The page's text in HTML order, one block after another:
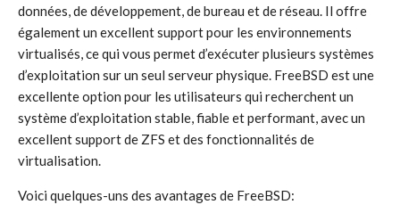
données, de développement, de bureau et de réseau. Il offre
également un excellent support pour les environnements
virtualisés, ce qui vous permet d’exécuter plusieurs systèmes
d’exploitation sur un seul serveur physique. FreeBSD est une
excellente option pour les utilisateurs qui recherchent un
système d’exploitation stable, fiable et performant, avec un
excellent support de ZFS et des fonctionnalités de
virtualisation.
Voici quelques-uns des avantages de FreeBSD: